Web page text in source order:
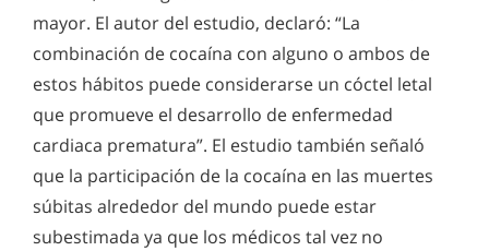
mayor. El autor del estudio, declaró: “La
combinación de cocaína con alguno o ambos de
estos hábitos puede considerarse un cóctel letal
que promueve el desarrollo de enfermedad
cardiaca prematura”. El estudio también señaló
que la participación de la cocaína en las muertes
súbitas alrededor del mundo puede estar
subestimada ya que los médicos tal vez no